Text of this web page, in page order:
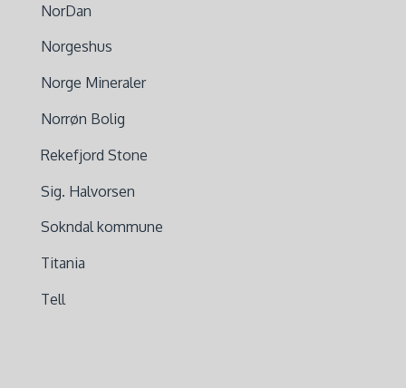
NorDan
Norgeshus
Norge Mineraler
Norrøn Bolig
Rekefjord Stone
Sig. Halvorsen
Sokndal kommune
Titania
Tell